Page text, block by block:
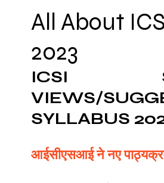
CMA Foundation
CA NOTES COLLECTION
Latest Amendments
All About
2023
ICSI
VIEWS/
SYLLABUS
आईसीएसआई ने नए